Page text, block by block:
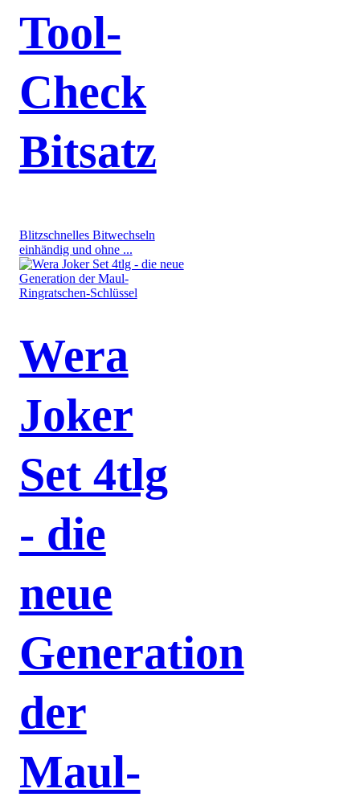
Tool-
Check
Bitsatz
Blitzschnelles Bitwechseln
einhändig und ohne ...
Wera
Joker
Set 4tlg
- die
neue
Generation
der
Maul-